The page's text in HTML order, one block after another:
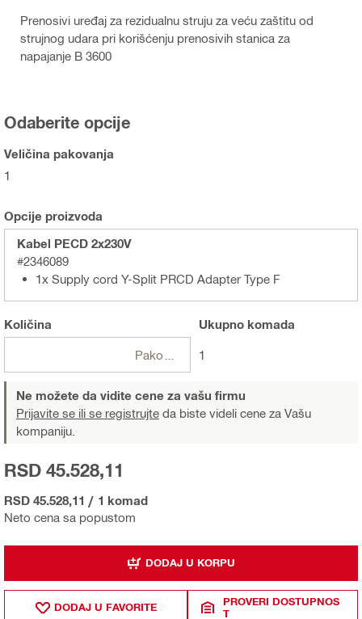
Prenosivi uređaj za rezidualnu struju za veću zaštitu od
strujnog udara pri korišćenju prenosivih stanica za
napajanje B 3600
Odaberite opcije
Veličina pakovanja
1
Opcije proizvoda
Kabel PECD 2x230V
#2346089
1x Supply cord Y-Split PRCD Adapter Type F
Količina Ukupnokomada
1
Ne možete da vidite cene za vašu firmu
Prijavite se ili se registrujte da biste videli cene za Vašu
kompaniju.
Neto cena sa popustom
RSD 45.528,11
RSD 45.528,11 / 1 komad
DODAJ U KORPU
DODAJ U FAVORITE
PROVERI DOSTUPNOS
T